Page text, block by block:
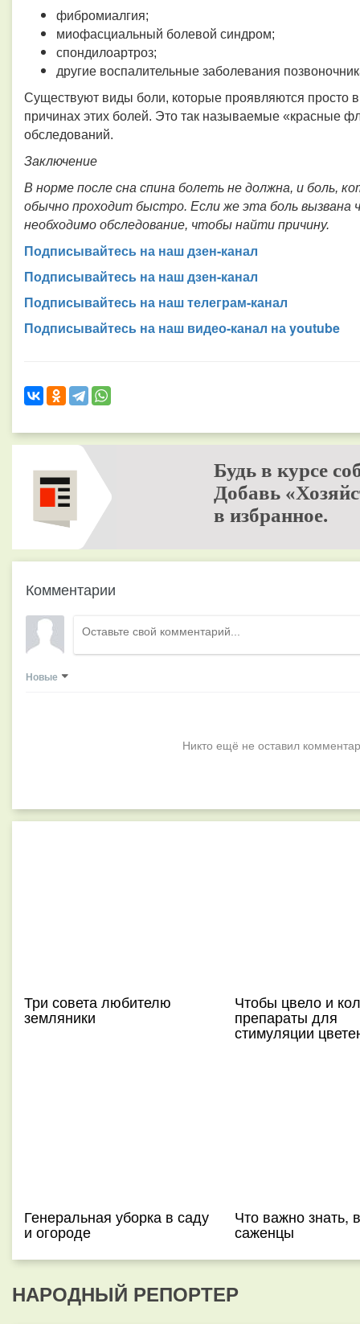
фибромиалгия;
миофасциальный болевой синдром;
спондилоартроз;
другие воспалительные заболевания
Существуют виды боли, которые проявляются просто
причинах этих болей. Это так называемые «красные
обследований.
Заключение
В норме после сна спина болеть не должна, и боль,
обычно проходит быстро. Если же эта боль
необходимо обследование, чтобы найти причину.
Подписывайтесь на наш дзен-канал
Подписывайтесь на наш дзен-канал
Подписывайтесь на наш телеграм-канал
Подписывайтесь на наш видео-канал на youtube
Будь в курсе
Добавь
в избранное.
Комментарии
Новые
Никто ещё не оставил
Три совета любителю
земляники
Чтобы цвело и
препараты для
стимуляции
Генеральная уборка в саду
и огороде
Что важно знать,
саженцы
НАРОДНЫЙ РЕПОРТЕР